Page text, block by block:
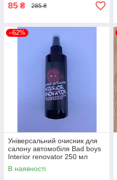
85 ₴ 285 ₴
–62%
Універсальний очисник для
салону автомобіля Bad boys
Interior renovator 250 мл
В наявності